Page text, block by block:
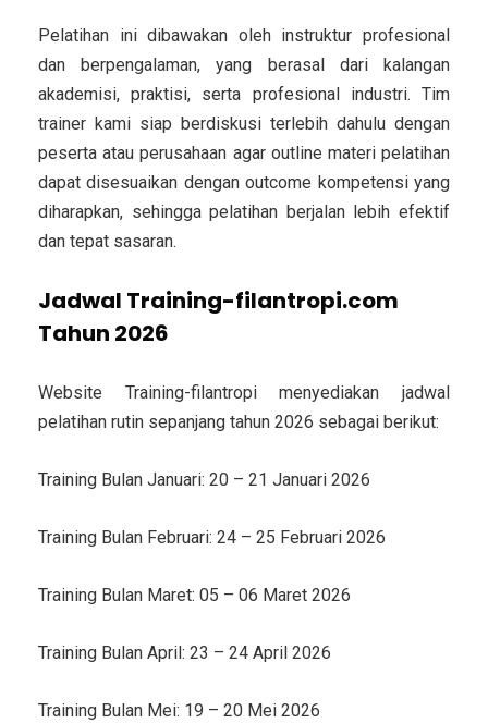
Pelatihan ini dibawakan oleh instruktur profesional
dan berpengalaman, yang berasal dari kalangan
akademisi, praktisi, serta profesional industri. Tim
trainer kami siap berdiskusi terlebih dahulu dengan
peserta atau perusahaan agar outline materi pelatihan
dapat disesuaikan dengan outcome kompetensi yang
diharapkan, sehingga pelatihan berjalan lebih efektif
dan tepat sasaran.
Jadwal Training-filantropi.com
Tahun 2026
Website Training-filantropi menyediakan jadwal
pelatihan rutin sepanjang tahun 2026 sebagai berikut:
Training Bulan Januari: 20 – 21 Januari 2026
Training Bulan Februari: 24 – 25 Februari 2026
Training Bulan Maret: 05 – 06 Maret 2026
Training Bulan April: 23 – 24 April 2026
Training Bulan Mei: 19 – 20 Mei 2026